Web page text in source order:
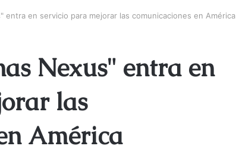
entra en servicio para mejorar las comunicaciones en América
Nexus" entra en
las
América